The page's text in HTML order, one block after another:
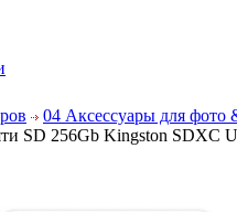
04 Аксессуары для фото
SD 256Gb Kingston SDXC